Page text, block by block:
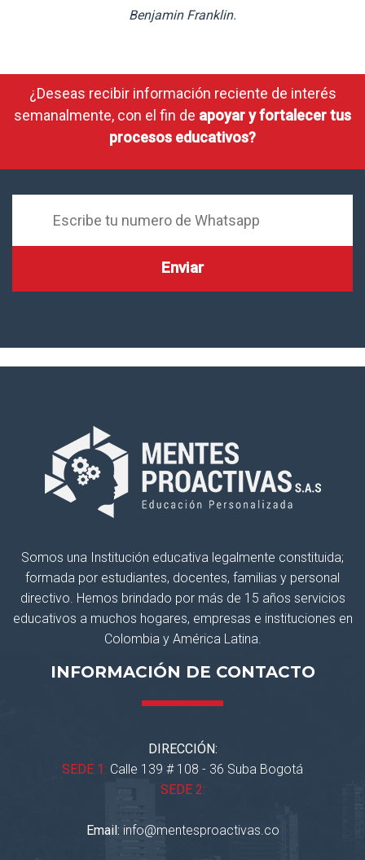
Benjamin Franklin.
¿Deseas recibir información reciente de interés
semanalmente, con el fin de apoyar y fortalecer tus
procesos educativos?
Somos una Institución educativa legalmente constituida;
formada por estudiantes, docentes, familias y personal
directivo. Hemos brindado por más de 15 años servicios
educativos a muchos hogares, empresas e instituciones en
Colombia y América Latina.
INFORMACIÓN DE CONTACTO
DIRECCIÓN:
SEDE 1: Calle 139 # 108 - 36 Suba Bogotá
SEDE 2:
Email: info@mentesproactivas.co